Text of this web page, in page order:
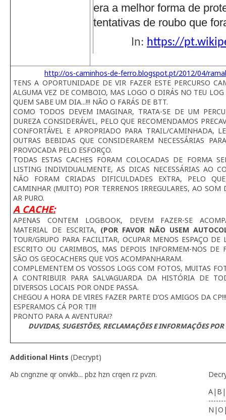
era a melhor forma de
tentativas de roubo que
In: https://
http://os-caminhos-de-ferro.blogspot.pt/2012/04/
TENS A OPORTUNIDADE DE VIR FAZER ESTE PERCURSO
ALGUMA VEZ DE COMBOIO, MAS LOGO O DIRÁS NO TEU LOG
QUEM SABE UM DIA...!!! NÃO O FARÁS DE BTT.
COMO TODOS DEVEM IMAGINAR, TRATA-SE DE UM
DUREZA CONSIDERÁVEL, PELO QUE RECOMENDAMOS
CONFORTÁVEL E APROPRIADO PARA TRAIL/CAMINHADA,
OUTRAS BEBIDAS QUE CONSIDERAREM NECESSÁRIAS
PROVOCADA PELO ESFORÇO.
TODAS ESTAS CACHES FORAM COLOCADAS DE FORMA
LISTING INDIVIDUALMENTE, AS DICAS NECESSÁRIAS AO
NÃO FORAM CRIADAS DIFICULDADES EXTRA, PELO
CAMINHAR (MUITO) POR TERRENOS IRREGULARES, AO
AR PURO.
A CACHE:
APENAS CONTEM LOGBOOK, DEVEM FAZER-SE
MATERIAL DE ESCRITA, (POR FAVOR NÃO USEM
TOUR/GRUPO PARA FACILITAR, OCUPAR MENOS ESPAÇO
ESCRITO OU CARIMBOS, MAS DEPOIS INFORMEM-NOS DE
SÃO OS GEOCACHERS QUE VOS ACOMPANHARAM.
COMPLEMENTEM OS VOSSOS LOGS COM FOTOS, MUITAS
A CONTRIBUIR PARA SALVAGUARDA DA HISTÓRIA DE
DIVERSOS LOCAIS POR ONDE PASSA.
CHEGOU A HORA DE VIRES FAZER PARTE D’OS AMIGOS DA CP!!!
ESPERAMOS CÁ POR TI!!!
PRONTO PARA A AVENTURA!?
DUVIDAS, SUGESTÕES, RECLAMAÇÕES E INFORMAÇÕES
Additional Hints (Decrypt)
Ab cngnzne qr onvkb... pbz hzn crqen rz pvzn.